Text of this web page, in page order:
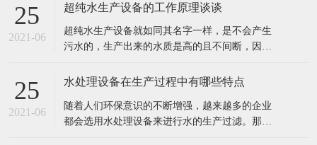
25
2021-06
超纯水生产设备的工作原理谈谈
超纯水生产设备就如同其名字一样，是不会产生
污水的，生产出来的水质是高的且不间断，因此
要也是用在水处理和电子工业以及实验室呀等行
产设备的工作过程通过交换羟基离子或氢氧根离
子去除不想要的离子，然后将这些
25
2021-06
水处理设备在生产过程中有哪些特点
随着人们环保意识的不断增强，越来越多的企业
都会选用水处理设备来进行水的生产过滤。那